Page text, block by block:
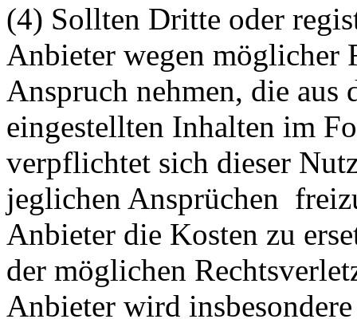
(4) Sollten Dritte oder
Anbieter wegen möglicher
Anspruch nehmen, die aus
eingestellten Inhalten im
verpflichtet sich dieser
jeglichen Ansprüchen
Anbieter die Kosten zu
der möglichen
Anbieter wird